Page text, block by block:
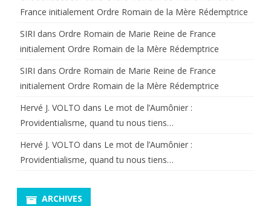
France initialement Ordre Romain de la Mère Rédemptrice
SIRI dans Ordre Romain de Marie Reine de France
initialement Ordre Romain de la Mère Rédemptrice
SIRI dans Ordre Romain de Marie Reine de France
initialement Ordre Romain de la Mère Rédemptrice
Hervé J. VOLTO dans Le mot de l’Aumônier :
Providentialisme, quand tu nous tiens…
Hervé J. VOLTO dans Le mot de l’Aumônier :
Providentialisme, quand tu nous tiens…
ARCHIVES